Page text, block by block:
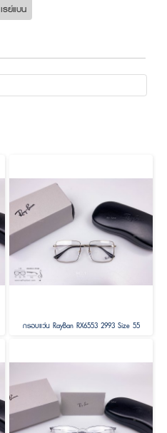
เรย์แบน
กรอบแว่น RayBan RX6553 2993 Size 55